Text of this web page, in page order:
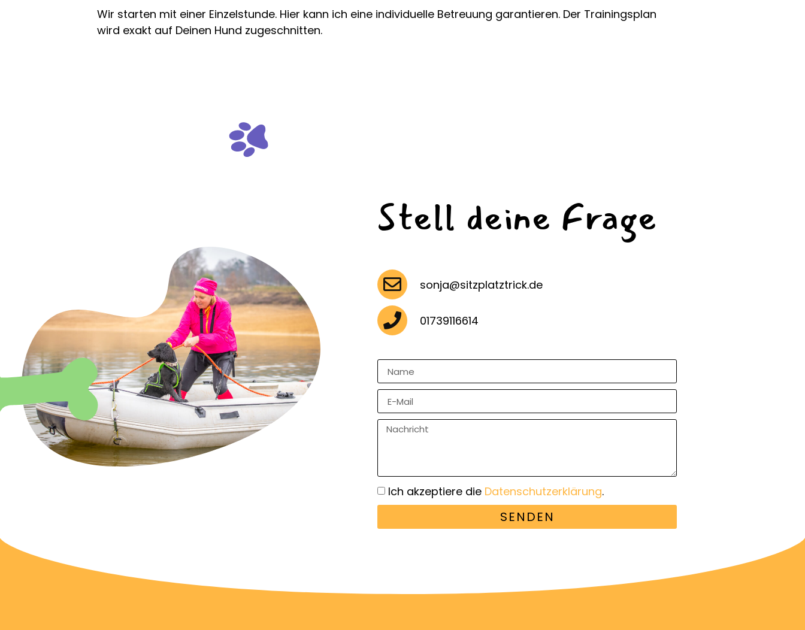
Wir starten mit einer Einzelstunde. Hier kann ich eine individuelle Betreuung garantieren. Der Trainingsplan
wird exakt auf Deinen Hund zugeschnitten.
Stell deine Frage
sonja@sitzplatztrick.de
01739116614
Ich akzeptiere die Datenschutzerklärung.
SENDEN